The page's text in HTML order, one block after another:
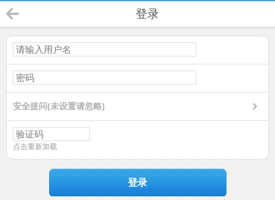
登录
安全提问(未设置请忽略)
点击重新加载
登录